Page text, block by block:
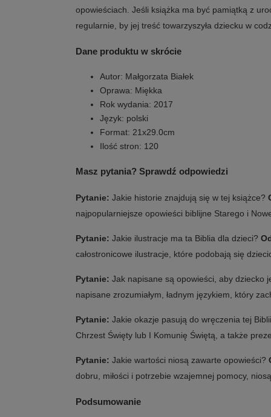
opowieściach. Jeśli książka ma być pamiątką z
regularnie, by jej treść towarzyszyła dziecku w
Dane produktu w skrócie
Autor: Małgorzata Białek
Oprawa: Miękka
Rok wydania: 2017
Język: polski
Format: 21x29.0cm
Ilość stron: 120
Masz pytania? Sprawdź odpowiedzi
Pytanie: Jakie historie znajdują się w tej książce?
najpopularniejsze opowieści biblijne Starego i
Pytanie: Jakie ilustracje ma ta Biblia dla dzieci?
całostronicowe ilustracje, które podobają się
Pytanie: Jak napisane są opowieści, aby dziecko
napisane zrozumiałym, ładnym językiem, który
Pytanie: Jakie okazje pasują do wręczenia tej
Chrzest Święty lub I Komunię Świętą, a także
Pytanie: Jakie wartości niosą zawarte opowieści?
dobru, miłości i potrzebie wzajemnej pomocy,
Podsumowanie